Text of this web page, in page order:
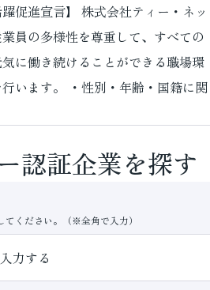
躍促進宣言】 株式会社ティー・ネッ
業員の多様性を尊重して、すべての
に働き続けることができる職場環
います。 ・性別・年齢・国籍に関
認証企業を探す
てください。（※全角で入力）